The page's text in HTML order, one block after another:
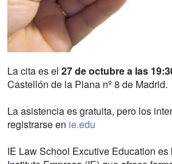
La cita es el 27 de octubre a las
Castellón de la Plana nº 8 de Madrid.
La asistencia es gratuita, pero los
registrarse en ie.edu
IE Law School Excutive Education